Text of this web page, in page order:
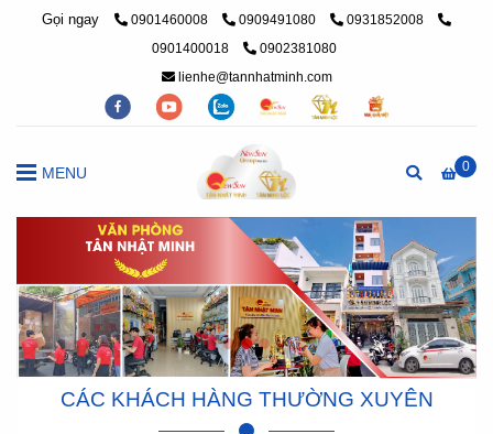
Gọi ngay 0901460008 0909491080
0931852008
0901400018
0902381080
lienhe@tannhatminh.com
0
MENU
CÁC KHÁCH HÀNG THƯỜNG XUYÊN